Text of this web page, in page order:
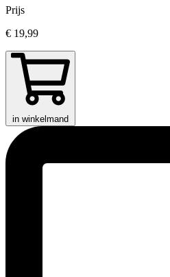
Prijs
€ 19,99
in winkelmand